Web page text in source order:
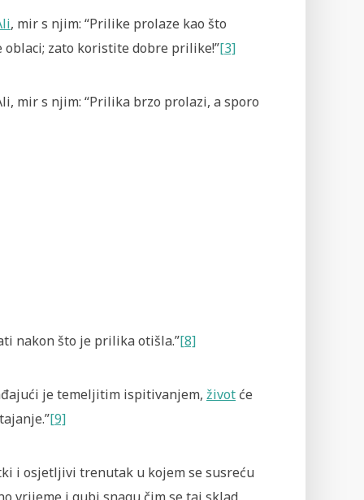
, mir s njim: “Prilike prolaze kao što
oblaci; zato koristite dobre prilike!”[3]
mir s njim: “Prilika brzo prolazi, a sporo
nakon što je prilika otišla.”[8]
je temel­jitim ispitivanjem, život će
[9]
i osjetljivi trenutak u kojem se susreću